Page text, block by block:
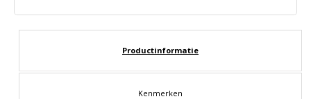
Productinformatie
Kenmerken